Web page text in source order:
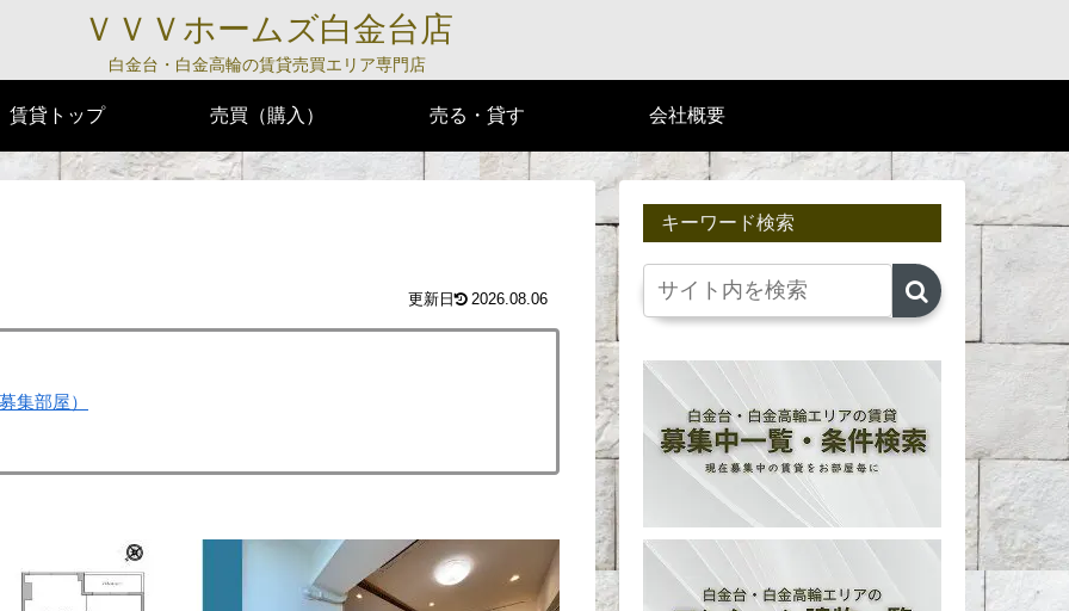
ＶＶＶホームズ白金台店
白金台・白金高輪の賃貸売買エリア専門店
賃貸トップ 売買（購入） 売る・貸す 会社概要
2026.08.06
集部屋）
キーワード検索